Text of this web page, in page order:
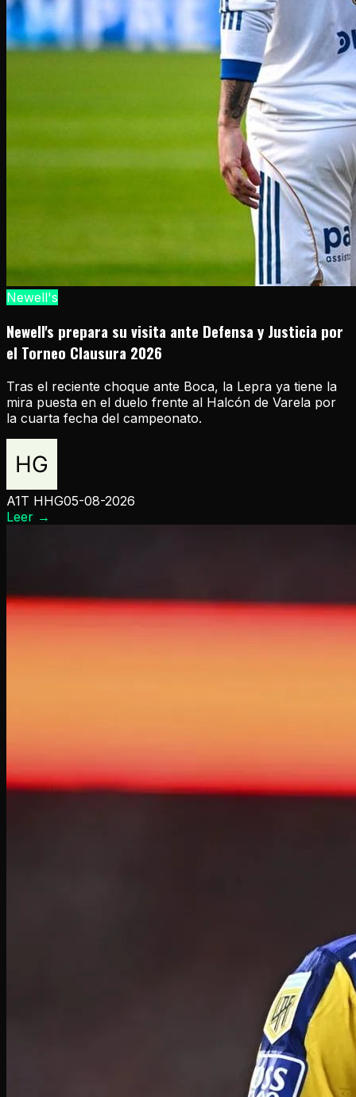
Newell's
Newell's prepara su visita ante Defensa y Justicia por
el Torneo Clausura 2026
Tras el reciente choque ante Boca, la Lepra ya tiene la
mira puesta en el duelo frente al Halcón de Varela por
la cuarta fecha del campeonato.
A1T HHG05-08-2026
Leer →